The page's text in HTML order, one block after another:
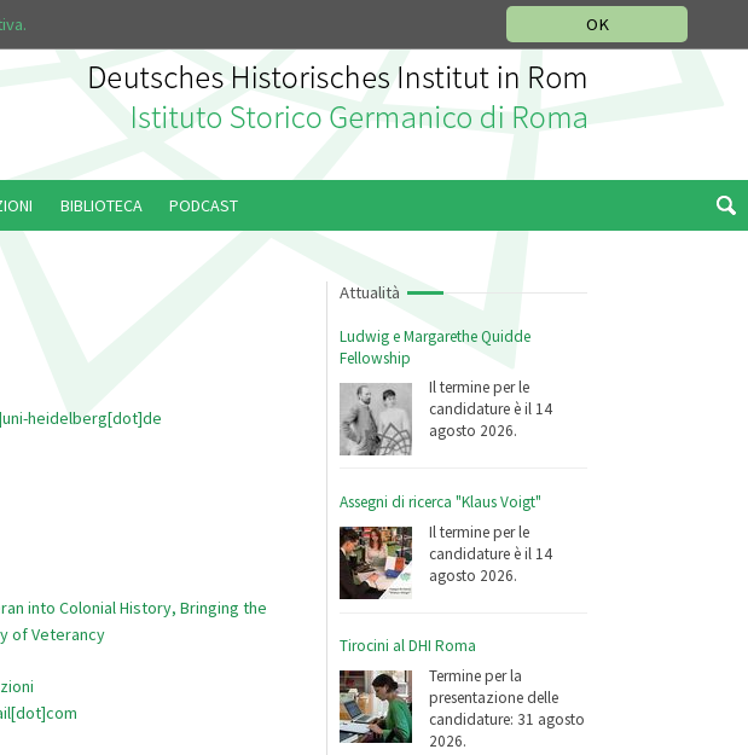
OK
Attualità
Ludwig e Margarethe Quidde
Fellowship
Il termine per le
candidature è il 14
agosto 2026.
Assegni di ricerca "Klaus Voigt"
Il termine per le
candidature è il 14
agosto 2026.
Tirocini al DHI Roma
Termine per la
presentazione delle
candidature: 31 agosto
2026.
heidelberg[dot]de
into Colonial History, Bringing the
of Veterancy
BIBLIOTECA PODCAST